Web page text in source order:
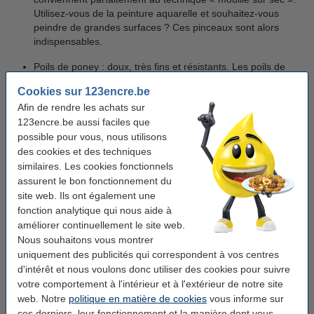
Cookies sur 123encre.be
Afin de rendre les achats sur
123encre.be aussi faciles que
possible pour vous, nous utilisons
des cookies et des techniques
similaires. Les cookies fonctionnels
assurent le bon fonctionnement du
site web. Ils ont également une
fonction analytique qui nous aide à
améliorer continuellement le site web.
Nous souhaitons vous montrer
uniquement des publicités qui correspondent à vos centres
d'intérêt et nous voulons donc utiliser des cookies pour suivre
votre comportement à l'intérieur et à l'extérieur de notre site
web. Notre politique en matière de cookies vous informe sur
Utilisez-vous de la peinture aquarelle et souhaitez-vous
peindre de grandes surfaces ? Ces pinceaux sont alors
indispensables.
Poils de poney : doux, très fins et résistants. Les poils de
légèrement moins leur forme. Les pinceaux en poils de
poney sont idéaux pour un usage dans les écoles.
Poils synthétiques : généralement fermes et flexibles. Les
pinceaux en poils synthétiques absorbent moins de liquides
que les pinceaux aquarelle. Un avantage, c’est qu’ils sont
facilement nettoyables !
La longueur et la forme d'un pinceau
Long, court, plat, rond ou anguleux : il existe de nombreuses
formes de pinceaux. Quelles sont les différences et de quel
pinceau avez-vous besoin ?
Les pinceaux plats ont une extrémité droite ou biseautée, de
sorte que la brosse se trouve dans une manche plate. Un